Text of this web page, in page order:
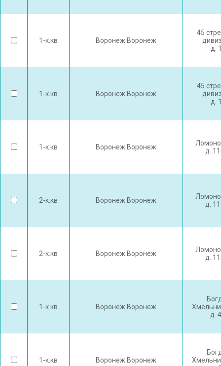
1-к.кв Воронеж Воронеж
45
д.
1-к.кв Воронеж Воронеж
45
д.
1-к.кв Воронеж Воронеж
д.
2-к.кв Воронеж Воронеж
д.
2-к.кв Воронеж Воронеж
д.
1-к.кв Воронеж Воронеж
д.
1-к.кв Воронеж Воронеж